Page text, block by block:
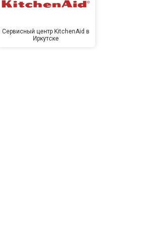
Сервисный центр KitchenAid в
Иркутске